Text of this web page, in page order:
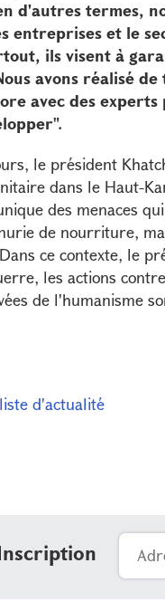
d'autres termes,
entreprises et le
ils visent à
avons réalisé
avec des
le président
dans le Haut-
des menaces
de nourriture,
ce contexte, le
les actions
de l'humanisme
d'actualité